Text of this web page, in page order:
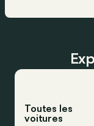
Toutes les
voitures